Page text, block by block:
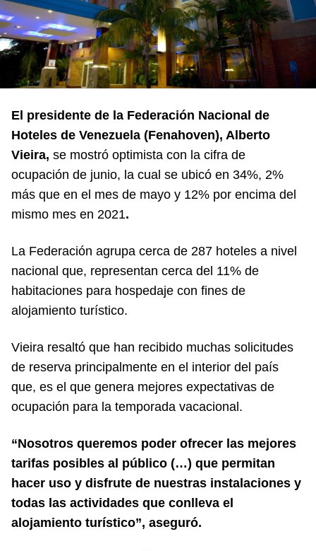
El presidente de la Federación Nacional de
Hoteles de Venezuela (Fenahoven), Alberto
Vieira, se mostró optimista con la cifra de
ocupación de junio, la cual se ubicó en 34%, 2%
más que en el mes de mayo y 12% por encima del
mismo mes en 2021.
La Federación agrupa cerca de 287 hoteles a nivel
nacional que, representan cerca del 11% de
habitaciones para hospedaje con fines de
alojamiento turístico.
Vieira resaltó que han recibido muchas solicitudes
de reserva principalmente en el interior del país
que, es el que genera mejores expectativas de
ocupación para la temporada vacacional.
“Nosotros queremos poder ofrecer las mejores
tarifas posibles al público (…) que permitan
hacer uso y disfrute de nuestras instalaciones y
todas las actividades que conlleva el
alojamiento turístico”, aseguró.